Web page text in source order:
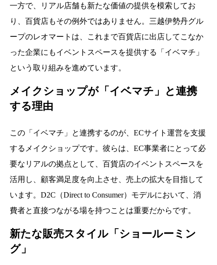
一方で、リアル店舗も新たな価値の提供を模索してお
り、百貨店もその例外ではありません。三越伊勢丹グル
ープのレオマートは、これまで百貨店に出店してこなか
った企業にもイベントスペースを提供する「イベマチ」
という取り組みを進めています。
メイクショップが「イベマチ」と連携
する理由
この「イベマチ」と連携するのが、ECサイト運営を支援
するメイクショップです。彼らは、EC事業者にとって必
要なリアルの拠点として、百貨店のイベントスペースを
活用し、顧客満足度を向上させ、売上の拡大を目指して
います。D2C（Direct to Consumer）モデルにおいて、消
費者と直接つながる場を持つことは重要だからです。
新たな販売スタイル「ショールーミン
グ」